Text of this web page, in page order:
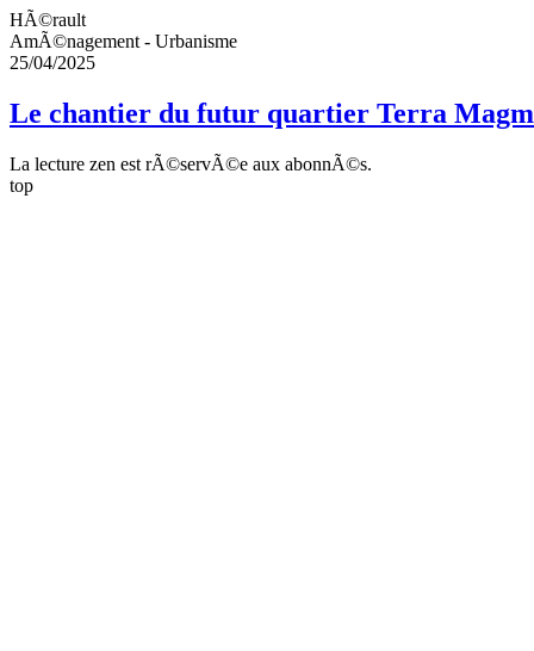
HÃ©rault
AmÃ©nagement - Urbanisme
25/04/2025
Le chantier du futur quartier Terra
La lecture zen est rÃ©servÃ©e aux abonnÃ©s.
top